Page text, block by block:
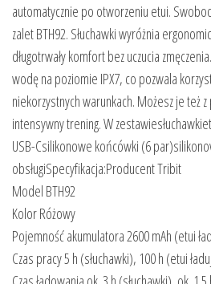
automatycznie po otworzeniu etui.
zalet BTH92. Słuchawki wyróżnia
długotrwały komfort bez uczucia
wodę na poziomie IPX7, co pozwala
niekorzystnych warunkach. Możesz je też
intensywny trening. W
USB-Csilikonowe końcówki (6
obsługiSpecyfikacja:Producent Tribit
Model BTH92
Kolor Różowy
Pojemność akumulatora 2600 mAh (etui
Czas pracy 5 h (słuchawki), 100 h (etui